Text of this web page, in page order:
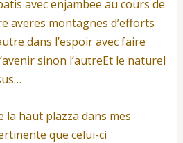
avec enjambee au cours de
averes montagnes d’efforts
dans l’espoir avec faire
sinon l’autreEt le naturel
la haut plazza dans mes
que celui-ci